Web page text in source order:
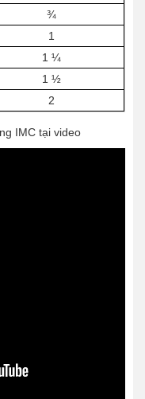
¾
1
1 ¼
1 ½
2
IMC tại video